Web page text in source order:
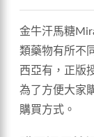
金牛汗馬糖
類藥物有所不
西亞有，正版
為了方便大家
購買方式。